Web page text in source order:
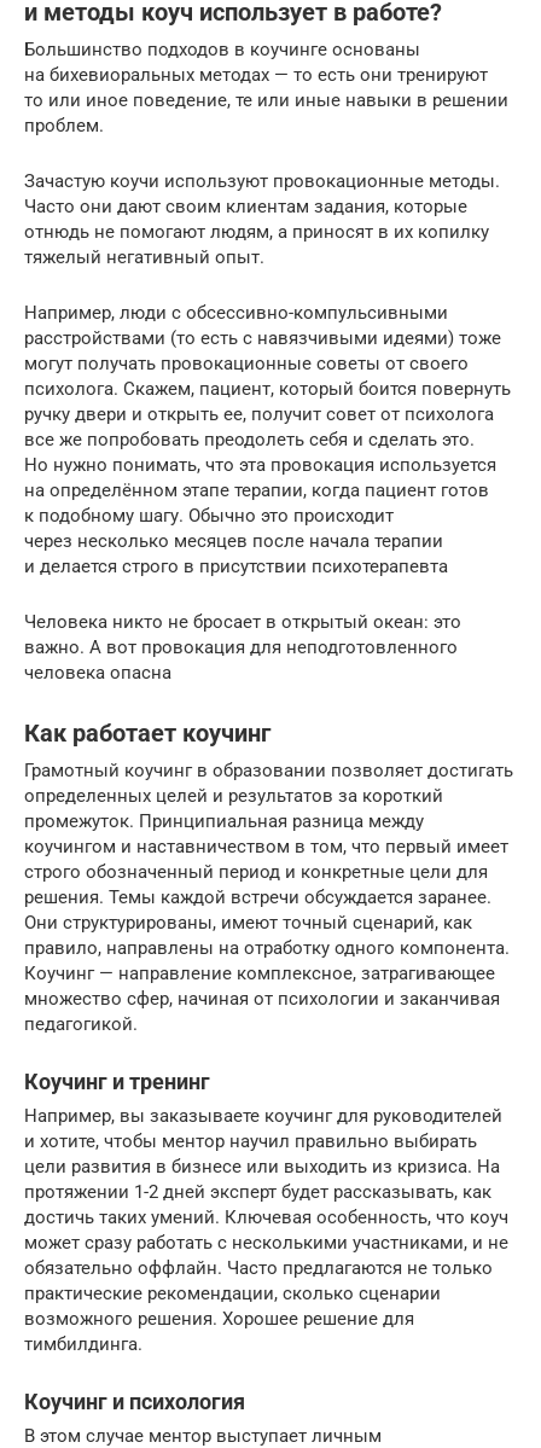
и методы коуч использует в работе?
Большинство подходов в коучинге основаны
на бихевиоральных методах — то есть они тренируют
то или иное поведение, те или иные навыки в решении
проблем.
Зачастую коучи используют провокационные методы.
Часто они дают своим клиентам задания, которые
отнюдь не помогают людям, а приносят в их копилку
тяжелый негативный опыт.
Например, люди с обсессивно-компульсивными
расстройствами (то есть с навязчивыми идеями) тоже
могут получать провокационные советы от своего
психолога. Скажем, пациент, который боится повернуть
ручку двери и открыть ее, получит совет от психолога
все же попробовать преодолеть себя и сделать это.
Но нужно понимать, что эта провокация используется
на определённом этапе терапии, когда пациент готов
к подобному шагу. Обычно это происходит
через несколько месяцев после начала терапии
и делается строго в присутствии психотерапевта
Человека никто не бросает в открытый океан: это
важно. А вот провокация для неподготовленного
человека опасна
Как работает коучинг
Грамотный коучинг в образовании позволяет достигать
определенных целей и результатов за короткий
промежуток. Принципиальная разница между
коучингом и наставничеством в том, что первый имеет
строго обозначенный период и конкретные цели для
решения. Темы каждой встречи обсуждается заранее.
Они структурированы, имеют точный сценарий, как
правило, направлены на отработку одного компонента.
Коучинг — направление комплексное, затрагивающее
множество сфер, начиная от психологии и заканчивая
педагогикой.
Коучинг и тренинг
Например, вы заказываете коучинг для руководителей
и хотите, чтобы ментор научил правильно выбирать
цели развития в бизнесе или выходить из кризиса. На
протяжении 1-2 дней эксперт будет рассказывать, как
достичь таких умений. Ключевая особенность, что коуч
может сразу работать с несколькими участниками, и не
обязательно оффлайн. Часто предлагаются не только
практические рекомендации, сколько сценарии
возможного решения. Хорошее решение для
тимбилдинга.
Коучинг и психология
В этом случае ментор выступает личным